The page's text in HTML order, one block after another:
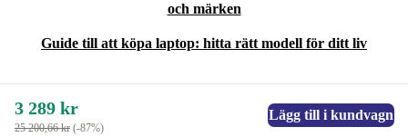
och märken
Guide till att köpa laptop: hitta rätt modell för ditt liv
3 289 kr
25 200,66 kr (-87%)
Lägg till i kundvagn